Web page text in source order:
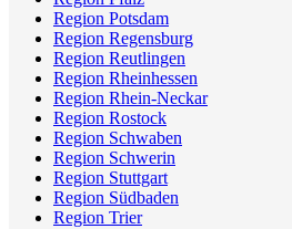
Region Potsdam
Region Regensburg
Region Reutlingen
Region Rheinhessen
Region Rhein-Neckar
Region Rostock
Region Schwaben
Region Schwerin
Region Stuttgart
Region Südbaden
Region Trier